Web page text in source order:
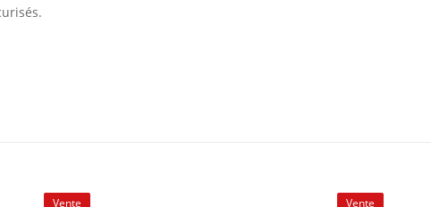
Vente Vente